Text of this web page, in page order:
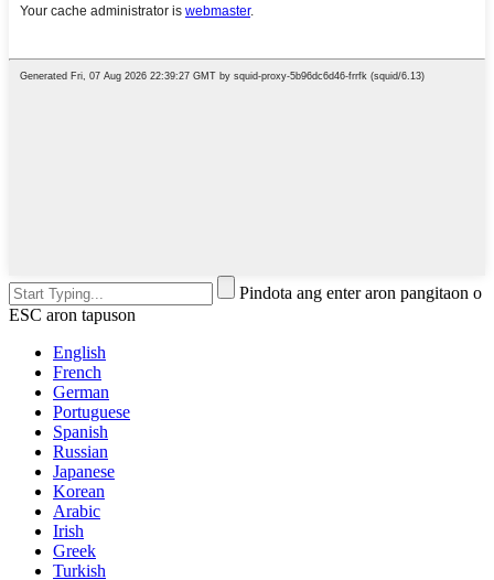
Pindota ang enter aron pangitaon o
ESC aron tapuson
English
French
German
Portuguese
Spanish
Russian
Japanese
Korean
Arabic
Irish
Greek
Turkish